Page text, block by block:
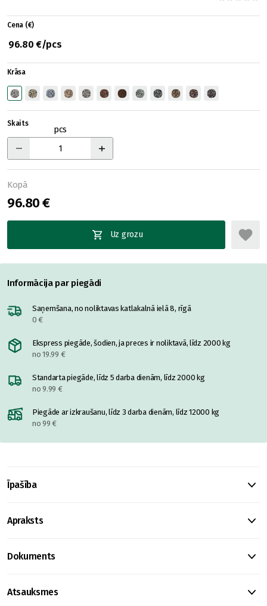
Cena (€)
96.80 €/pcs
Krāsa
Skaits
pcs
Kopā
96.80 €
Uz grozu
Informācija par piegādi
Saņemšana, no noliktavas katlakalnā ielā 8, rīgā
0 €
Ekspress piegāde, šodien, ja preces ir noliktavā, līdz 2000 kg
no 19.99 €
Standarta piegāde, līdz 5 darba dienām, līdz 2000 kg
no 9.99 €
Piegāde ar izkraušanu, līdz 3 darba dienām, līdz 12000 kg
no 99 €
Īpašība
Apraksts
Dokuments
Atsauksmes